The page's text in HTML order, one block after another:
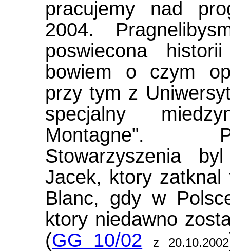
pracujemy nad
2004.
poswiecona
bowiem o czym
przy tym z
specjalny
Montagne".
Stowarzyszenia
Jacek, ktory zatknal
Blanc, gdy w
ktory niedawno
(GG 10/02 z 20.10.2002